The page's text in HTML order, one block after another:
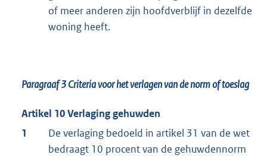
of meer anderen zijn hoofdverblijf in dezelfde
woning heeft.
Paragraaf 3Criteria voor het verlagen van de norm of toeslag
Artikel 10 Verlaging gehuwden
1
De verlaging bedoeld in artikel 31 van de wet
bedraagt 10 procent van de gehuwdennorm